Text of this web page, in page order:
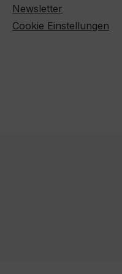
Newsletter
Cookie Einstellungen